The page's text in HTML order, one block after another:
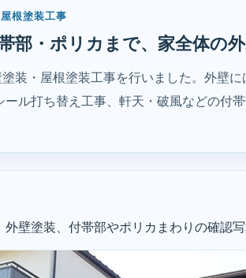
根塗装工事
部・ポリカまで、家全体の
装・屋根塗装工事を行いました。外壁
ル打ち替え工事、軒天・破風などの付
壁塗装、付帯部やポリカまわりの確認写